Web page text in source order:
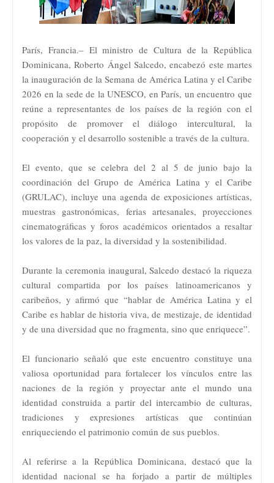
París, Francia.– El ministro de Cultura de la República
Dominicana, Roberto Ángel Salcedo, encabezó este martes
la inauguración de la Semana de América Latina y el Caribe
2026 en la sede de la UNESCO, en París, un encuentro que
reúne a representantes de los países de la región con el
propósito de promover el diálogo intercultural, la
cooperación y el desarrollo sostenible a través de la cultura.
El evento, que se celebra del 2 al 5 de junio bajo la
coordinación del Grupo de América Latina y el Caribe
(GRULAC), incluye una agenda de exposiciones artísticas,
muestras gastronómicas, ferias artesanales, proyecciones
cinematográficas y foros académicos orientados a resaltar
los valores de la paz, la diversidad y la sostenibilidad.
Durante la ceremonia inaugural, Salcedo destacó la riqueza
cultural compartida por los países latinoamericanos y
caribeños, y afirmó que “hablar de América Latina y el
Caribe es hablar de historia viva, de mestizaje, de identidad
y de una diversidad que no fragmenta, sino que enriquece”.
El funcionario señaló que este encuentro constituye una
valiosa oportunidad para fortalecer los vínculos entre las
naciones de la región y proyectar ante el mundo una
identidad construida a partir del intercambio de culturas,
tradiciones y expresiones artísticas que continúan
enriqueciendo el patrimonio común de sus pueblos.
Al referirse a la República Dominicana, destacó que la
identidad nacional se ha forjado a partir de múltiples